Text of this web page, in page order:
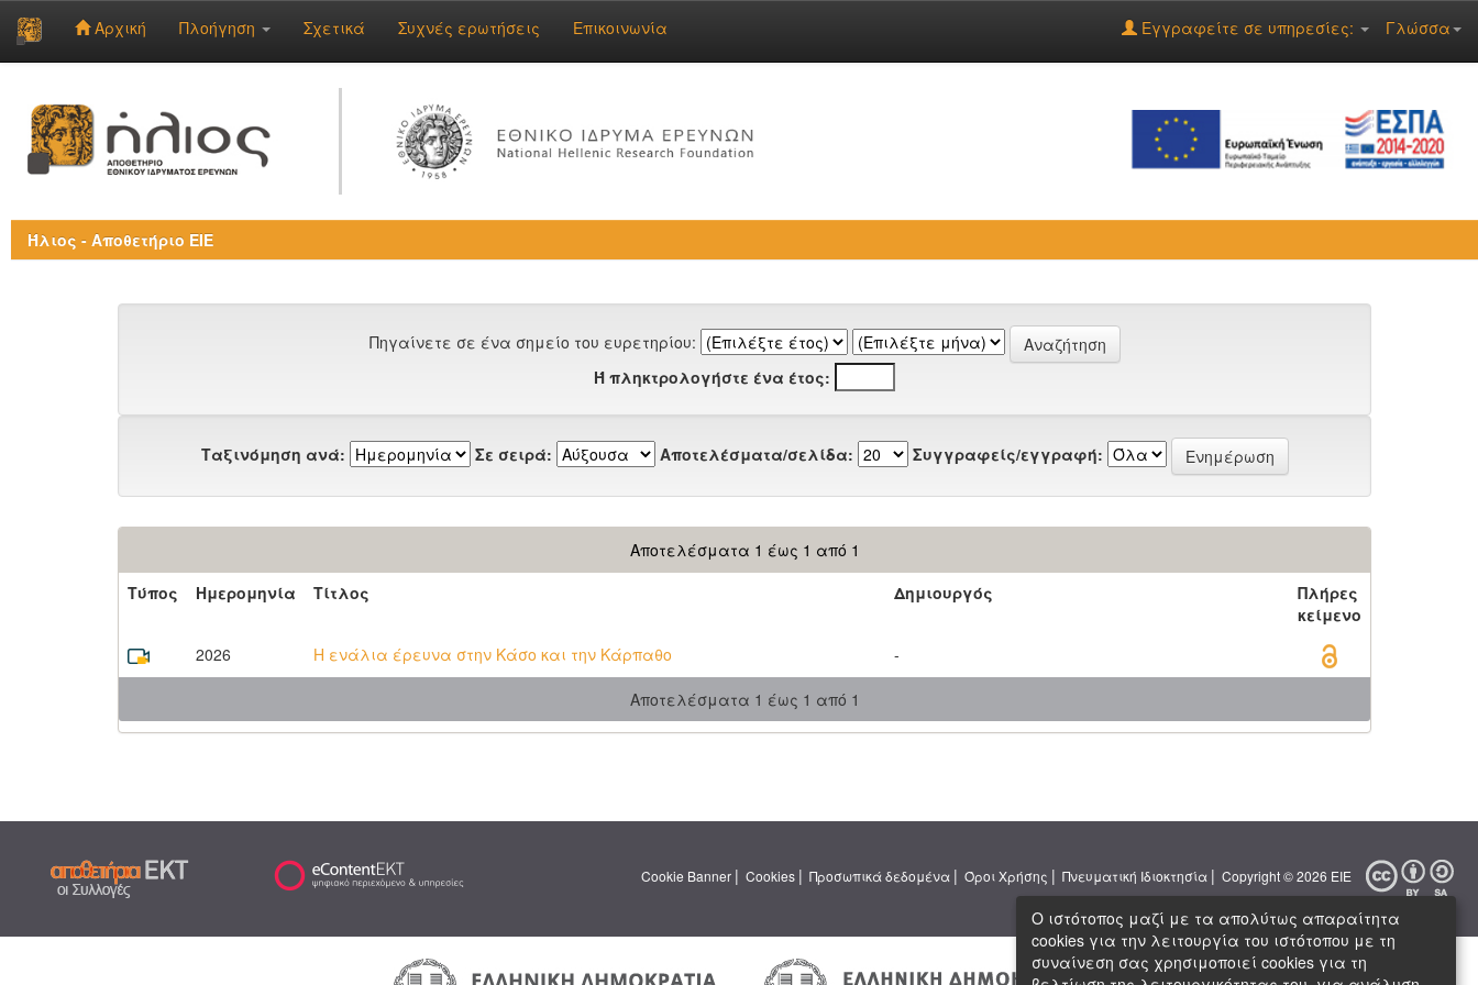
navigation
Αρχική Πλοήγηση Σχετικά Συχνές ερωτήσεις Επικοινωνία Γλώσσα
Εγγραφείτε σε υπηρεσίες:
Ήλιος - Αποθετήριο ΕΙΕ
Πηγαίνετε σε ένα σημείο του ευρετηρίου:
Ή πληκτρολογήστε ένα έτος:
Ταξινόμηση ανά: Σε σειρά: Αποτελέσματα/σελίδα: Συγγραφείς/εγγραφή:
Αποτελέσματα 1 έως 1 από 1
Τύπος
Ημερομηνία Τίτλος Δημιουργός
Πλήρες
κείμενο
2026
Η ενάλια έρευνα στην Κάσο και την Κάρπαθο -
Αποτελέσματα 1 έως 1 από 1
Cookie Banner | Cookies | Προσωπικά δεδομένα | Όροι Χρήσης | Πνευματική Ιδιοκτησία | Copyright © 2026 ΕΙΕ
Ο ιστότοπος μαζί με τα απολύτως απαραίτητα
cookies για την λειτουργία του ιστότοπου με τη
συναίνεση σας χρησιμοποιεί cookies για τη